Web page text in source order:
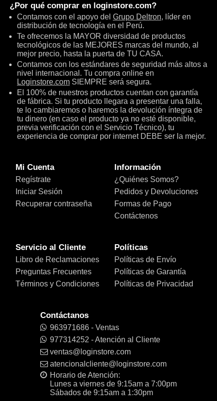
¿Por qué comprar en loginstore.com?
Contamos con el apoyo del Grupo Deltron, líder en
distribución de tecnología en el Perú.
Te ofrecemos la MAYOR diversidad de productos
tecnológicos de las MEJORES marcas del mundo, al
mejor precio, hasta la puerta de TU CASA.
Contamos con los estándares de seguridad más altos a
nivel internacional. Tu compra online en
Loginstore.com SIEMPRE será segura.
El 100% de nuestros productos cuentan con garantía
de fábrica. Si tu producto llegara a presentar una falla,
te lo cambiaremos o haremos la devolución íntegra de
tu dinero (en caso el producto ya no esté disponible,
previa verificación con el Servicio Técnico), tu
experiencia de comprar por internet DEBE ser la mejor.
Mi Cuenta
Regístrate
Iniciar Sesión
Recuperar contraseña
Información
¿Quiénes Somos?
Pedidos y Devoluciones
Formas de Pago
Contáctenos
Servicio al Cliente
Libro de Reclamaciones
Preguntas Frecuentes
Términos y Condiciones
Políticas
Políticas de Envío
Políticas de Garantía
Políticas de Privacidad
Contáctanos
963971686 - Ventas
977314252 - Atención al Cliente
ventas@loginstore.com
atencionalcliente@loginstore.com
Horario de Atención:
Lunes a viernes de 9:15am a 7:00pm
Sábados de 9:15am a 1:30pm